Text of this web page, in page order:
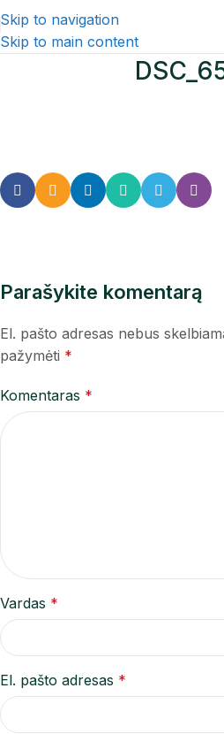
Skip to navigation
Skip to main content
Parašykite komentarą
El. pašto adresas nebus
pažymėti *
Komentaras *
Vardas *
El. pašto adresas *